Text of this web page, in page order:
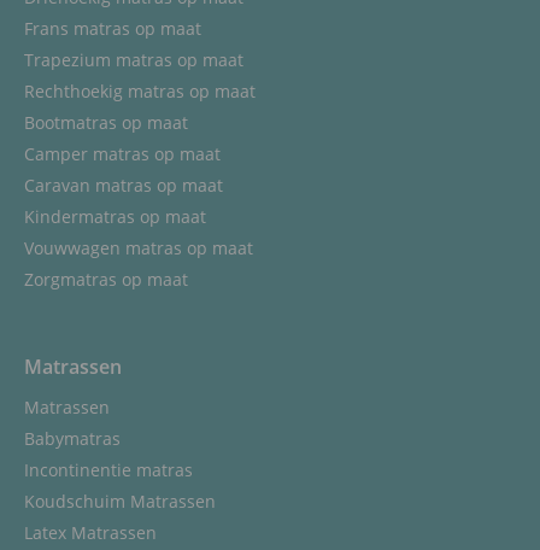
Frans matras op maat
Trapezium matras op maat
Rechthoekig matras op maat
Bootmatras op maat
Camper matras op maat
Caravan matras op maat
Kindermatras op maat
Vouwwagen matras op maat
Zorgmatras op maat
Matrassen
Matrassen
Babymatras
Incontinentie matras
Koudschuim Matrassen
Latex Matrassen